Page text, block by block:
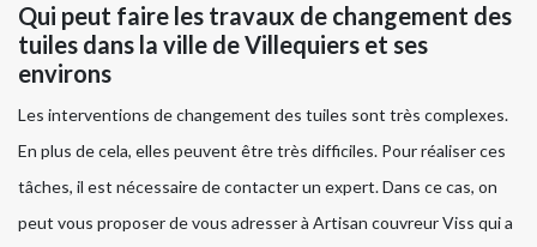
Qui peut faire les travaux de changement des
tuiles dans la ville de Villequiers et ses
environs
Les interventions de changement des tuiles sont très complexes.
En plus de cela, elles peuvent être très difficiles. Pour réaliser ces
tâches, il est nécessaire de contacter un expert. Dans ce cas, on
peut vous proposer de vous adresser à Artisan couvreur Viss qui a